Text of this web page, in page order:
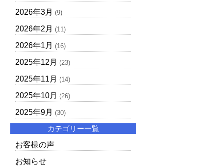
2026年3月 (9)
2026年2月 (11)
2026年1月 (16)
2025年12月 (23)
2025年11月 (14)
2025年10月 (26)
2025年9月 (30)
カテゴリー一覧
お客様の声
お知らせ